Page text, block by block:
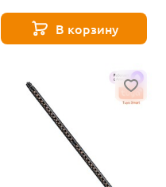
цв.температуры Novotech
YESO 359404 белый
В корзину